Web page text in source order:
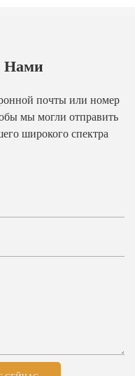
Нами
почты или номер
мы могли отправить
широкого спектра